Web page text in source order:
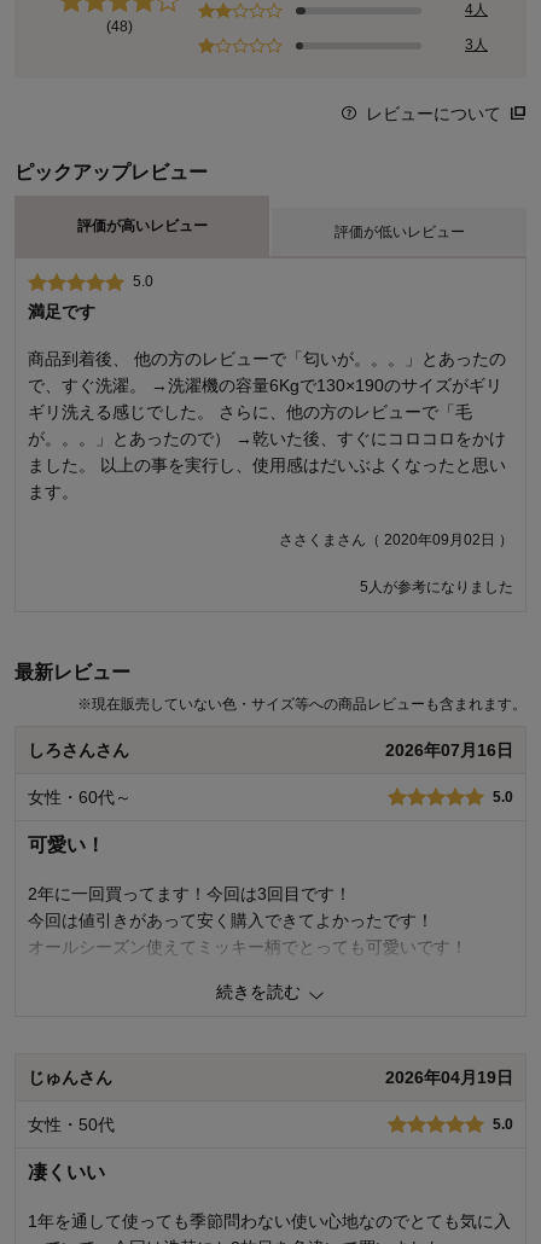
(48)
4人
3人
レビューについて
ピックアップレビュー
評価が高いレビュー 評価が低いレビュー
5.0
満足です
商品到着後、 他の方のレビューで「匂いが。。。」とあったの
で、すぐ洗濯。 →洗濯機の容量6Kgで130×190のサイズがギリ
ギリ洗える感じでした。 さらに、他の方のレビューで「毛
が。。。」とあったので） →乾いた後、すぐにコロコロをかけ
ました。 以上の事を実行し、使用感はだいぶよくなったと思い
ます。
ささくまさん（ 2020年09月02日 ）
5人が参考になりました
1.0
残念
デザインは良かった。 黒い洋服が繊維が着いて真っ白… 掃除機
をかければ、ゴミ箱は繊維だらけ… 掃除機のブラシが回らなく
なった… 可愛いのに…残念でならない。安い訳でもないのに…
もう使う気にならない…。きちんと点検すべきでは
5人が参考になりました
最新レビュー
※現在販売していない色・サイズ等への商品レビューも含まれます。
しろさんさん 2026年07月16日
女性・60代～ 5.0
可愛い！
2年に一回買ってます！今回は3回目です！
今回は値引きがあって安く購入できてよかったです！
オールシーズン使えてミッキー柄でとっても可愛いです！
人が参考になりました
デザイン・色
続きを読む
じゅんさん 2026年04月19日
女性・50代 5.0
凄くいい
1年を通して使っても季節問わない使い心地なのでとても気に入